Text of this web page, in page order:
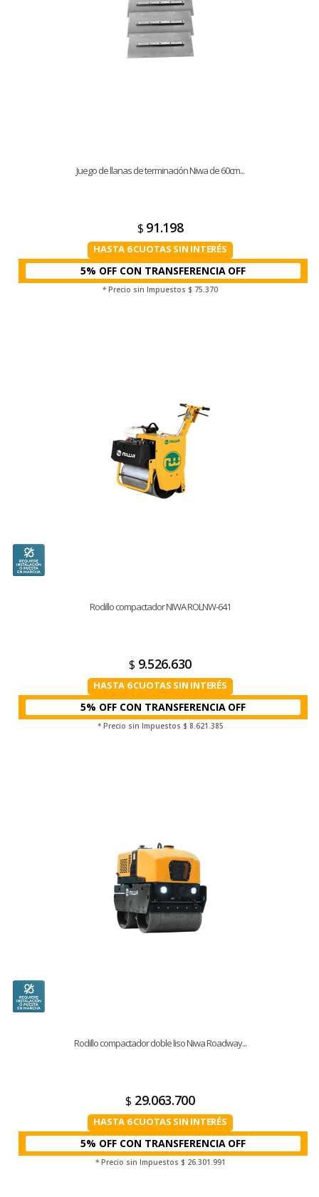
Juego de llanas de terminación Niwa de 60cm...
$ 91.198
HASTA 6 CUOTAS SIN INTERÉS
5% OFF CON TRANSFERENCIA
* Precio sin Impuestos $ 75.370
Rodillo compactador NIWA ROLNW-641
$ 9.526.630
HASTA 6 CUOTAS SIN INTERÉS
5% OFF CON TRANSFERENCIA
* Precio sin Impuestos $ 8.621.385
Rodillo compactador doble liso Niwa Roadway...
$ 29.063.700
HASTA 6 CUOTAS SIN INTERÉS
5% OFF CON TRANSFERENCIA
* Precio sin Impuestos $ 26.301.991